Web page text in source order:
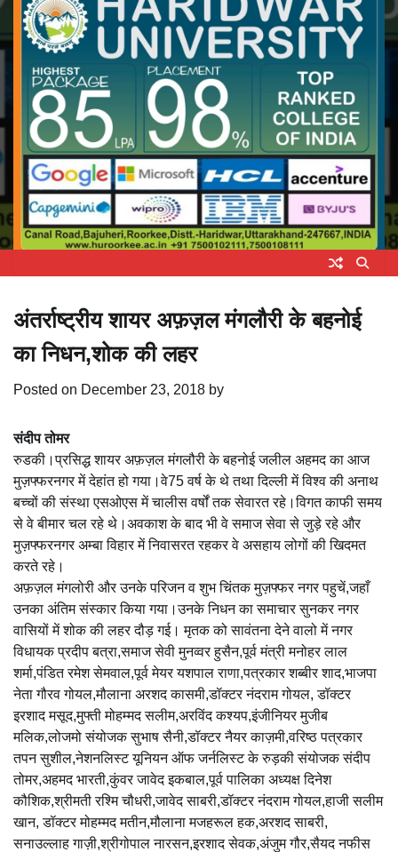
अंतर्राष्ट्रीय शायर अफ़ज़ल मंगलौरी के बहनोई
का निधन,शोक की लहर
Posted on December 23, 2018 by
संदीप तोमर
रुडकी।प्रसिद्ध शायर अफ़ज़ल मंगलौरी के बहनोई जलील अहमद का आज
मुज़फ्फरनगर में देहांत हो गया।वे75 वर्ष के थे तथा दिल्ली में विश्व की अनाथ
बच्चों की संस्था एसओएस में चालीस वर्षों तक सेवारत रहे।विगत काफी समय
से वे बीमार चल रहे थे।अवकाश के बाद भी वे समाज सेवा से जुड़े रहे और
मुज़फ्फरनगर अम्बा विहार में निवासरत रहकर वे असहाय लोगों की खिदमत
करते रहे।
अफ़ज़ल मंगलोरी और उनके परिजन व शुभ चिंतक मुज़फ्फर नगर पहुचें,जहाँ
उनका अंतिम संस्कार किया गया।उनके निधन का समाचार सुनकर नगर
वासियों में शोक की लहर दौड़ गई। मृतक को सावंतना देने वालो में नगर
विधायक प्रदीप बत्रा,समाज सेवी मुनव्वर हुसैन,पूर्व मंत्री मनोहर लाल
शर्मा,पंडित रमेश सेमवाल,पूर्व मेयर यशपाल राणा,पत्रकार शब्बीर शाद,भाजपा
नेता गौरव गोयल,मौलाना अरशद कासमी,डॉक्टर नंदराम गोयल, डॉक्टर
इरशाद मसूद,मुफ्ती मोहम्मद सलीम,अरविंद कश्यप,इंजीनियर मुजीब
मलिक,लोजमो संयोजक सुभाष सैनी,डॉक्टर नैयर काज़मी,वरिष्ठ पत्रकार
तपन सुशील,नेशनलिस्ट यूनियन ऑफ जर्नलिस्ट के रुड़की संयोजक संदीप
तोमर,अहमद भारती,कुंवर जावेद इकबाल,पूर्व पालिका अध्यक्ष दिनेश
कौशिक,श्रीमती रश्मि चौधरी,जावेद साबरी,डॉक्टर नंदराम गोयल,हाजी सलीम
खान, डॉक्टर मोहम्मद मतीन,मौलाना मजहरूल हक,अरशद साबरी,
सनाउल्लाह गाज़ी,श्रीगोपाल नारसन,इरशाद सेवक,अंजुम गौर,सैयद नफीस